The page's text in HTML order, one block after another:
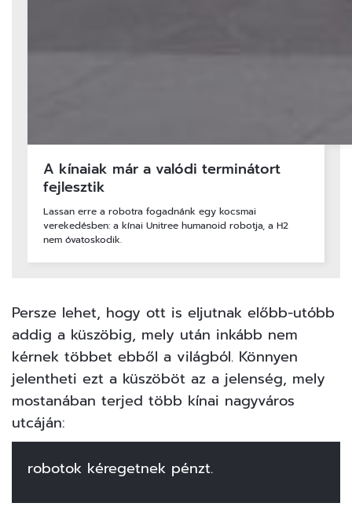
A kínaiak már a valódi terminátort
fejlesztik
Lassan erre a robotra fogadnánk egy kocsmai
verekedésben: a kínai Unitree humanoid robotja, a H2
nem óvatoskodik.
Persze lehet, hogy ott is eljutnak előbb-utóbb
addig a küszöbig, mely után inkább nem
kérnek többet ebből a világból. Könnyen
jelentheti ezt a küszöböt az a jelenség, mely
mostanában terjed több kínai nagyváros
utcáján:
robotok kéregetnek pénzt.